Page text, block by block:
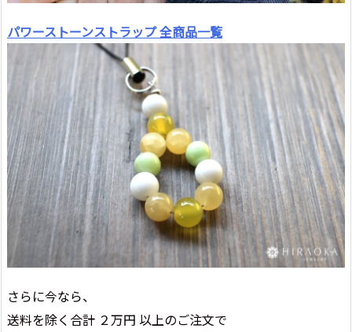
パワーストーンストラップ 全商品一覧
さらに今なら、
送料を除く合計 ２万円 以上のご注文で